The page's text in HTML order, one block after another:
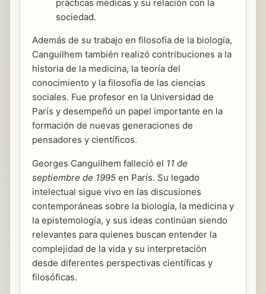
prácticas médicas y su relación con la
sociedad.
Además de su trabajo en filosofía de la biología,
Canguilhem también realizó contribuciones a la
historia de la medicina, la teoría del
conocimiento y la filosofía de las ciencias
sociales. Fue profesor en la Universidad de
París y desempeñó un papel importante en la
formación de nuevas generaciones de
pensadores y científicos.
Georges Canguilhem falleció el 11 de
septiembre de 1995 en París. Su legado
intelectual sigue vivo en las discusiones
contemporáneas sobre la biología, la medicina y
la epistemología, y sus ideas continúan siendo
relevantes para quienes buscan entender la
complejidad de la vida y su interpretación
desde diferentes perspectivas científicas y
filosóficas.